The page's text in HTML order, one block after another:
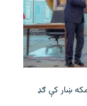
ښار کې ګډ